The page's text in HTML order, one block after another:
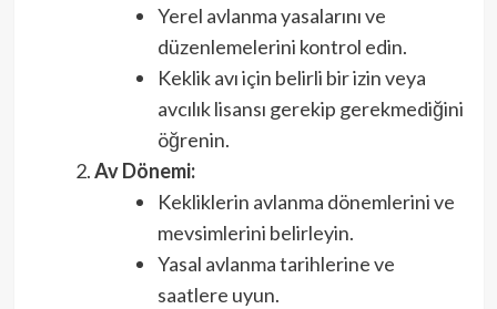
Yerel avlanma yasalarını ve
düzenlemelerini kontrol edin.
Keklik avı için belirli bir izin veya
avcılık lisansı gerekip gerekmediğini
öğrenin.
Av Dönemi:
Kekliklerin avlanma dönemlerini ve
mevsimlerini belirleyin.
Yasal avlanma tarihlerine ve
saatlere uyun.